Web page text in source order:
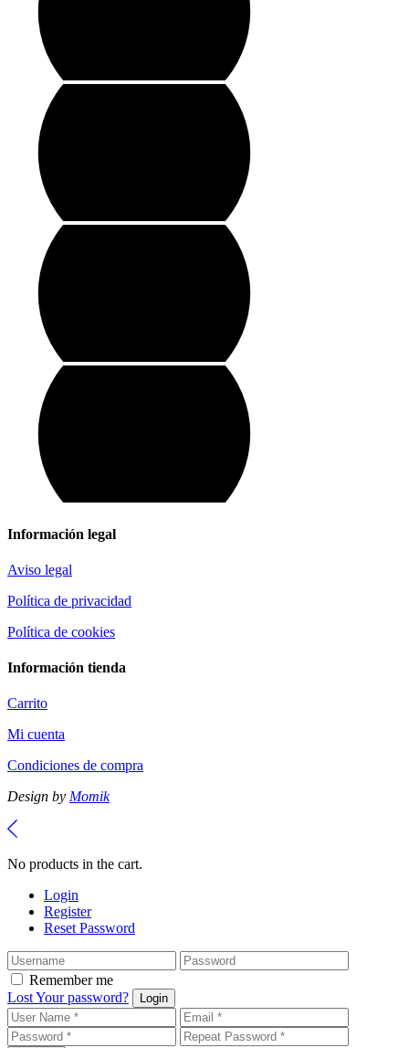
Información legal
Aviso legal
Política de privacidad
Política de cookies
Información tienda
Carrito
Mi cuenta
Condiciones de compra
Design by Momik
No products in the cart.
Login
Register
Reset Password
Remember me
Lost Your password?
Login